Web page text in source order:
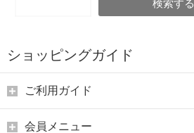
検索する
ショッピングガイド
ご利用ガイド
会員メニュー